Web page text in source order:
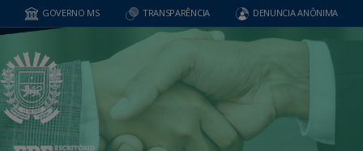
GOVERNO MS TRANSPARÊNCIA DENUNCIA ANÔNIMA